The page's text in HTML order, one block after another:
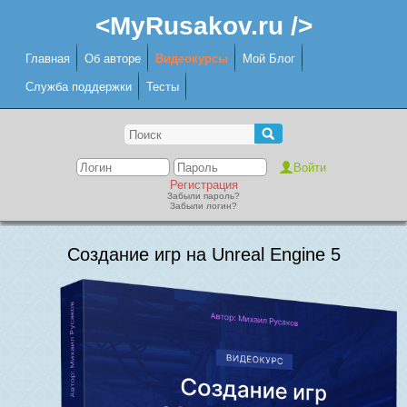
<MyRusakov.ru />
Главная Об авторе Видеокурсы Мой Блог
Служба поддержки Тесты
Регистрация
Забыли пароль?
Забыли логин?
Создание игр на Unreal Engine 5